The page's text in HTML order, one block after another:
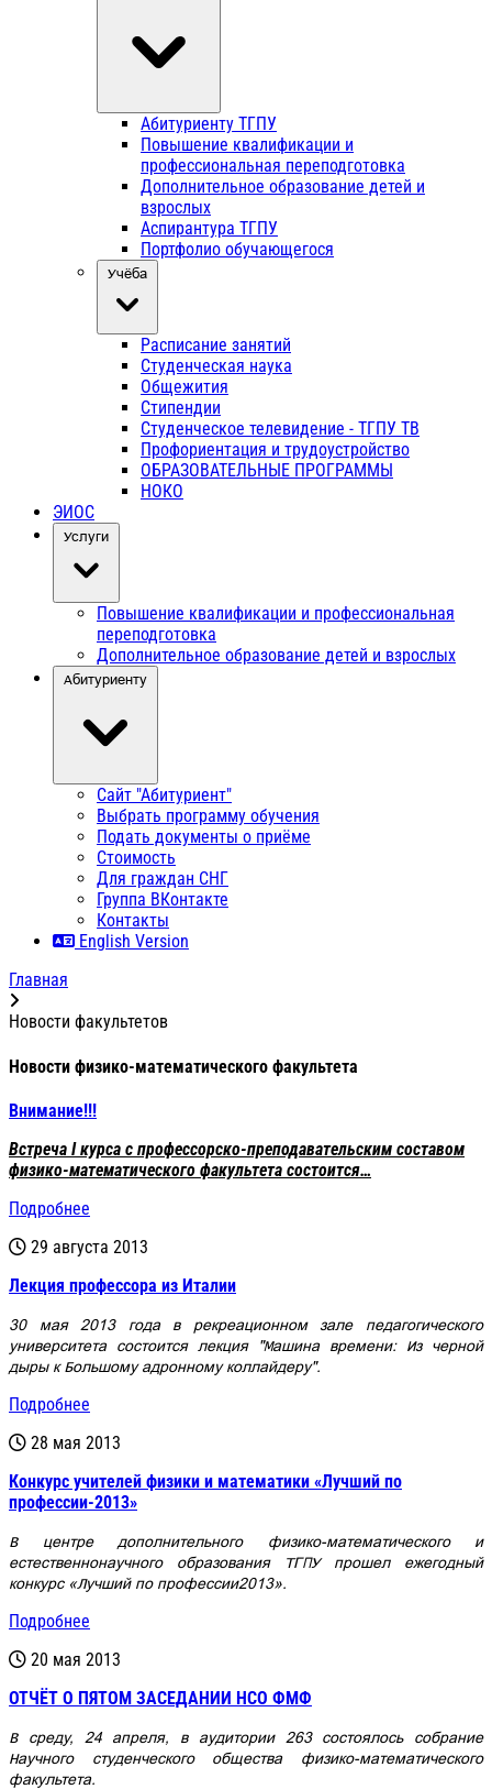
Абитуриенту ТГПУ
Повышение квалификации и
профессиональная переподготовка
Дополнительное образование детей и
взрослых
Аспирантура ТГПУ
Портфолио обучающегося
Учёба
Расписание занятий
Студенческая наука
Общежития
Стипендии
Студенческое телевидение - ТГПУ ТВ
Профориентация и трудоустройство
ОБРАЗОВАТЕЛЬНЫЕ ПРОГРАММЫ
НОКО
ЭИОС
Услуги
Повышение квалификации и профессиональная
переподготовка
Дополнительное образование детей и взрослых
Абитуриенту
Сайт "Абитуриент"
Выбрать программу обучения
Подать документы о приёме
Стоимость
Для граждан СНГ
Группа ВКонтакте
Контакты
English Version
Главная
Новости факультетов
Новости физико-математического факультета
Внимание!!!
Встреча Iкурса с профессорско-преподавательским составом
физико-математического факультета состоится…
Подробнее
29 августа 2013
Лекция профессора из Италии
30 мая 2013 года в рекреационном зале педагогического
университета состоится лекция "Машина времени: Из черной
дыры к Большому адронному коллайдеру".
Подробнее
28 мая 2013
Конкурс учителей физики и математики «Лучший по
профессии-2013»
В центре дополнительного физико-математического и
естественнонаучного образования ТГПУ прошел ежегодный
конкурс «Лучший по профессии2013».
Подробнее
20 мая 2013
ОТЧЁТ О ПЯТОМ ЗАСЕДАНИИ НСО ФМФ
В среду, 24 апреля, в аудитории 263 состоялось собрание
Научного студенческого общества физико-математического
факультета.